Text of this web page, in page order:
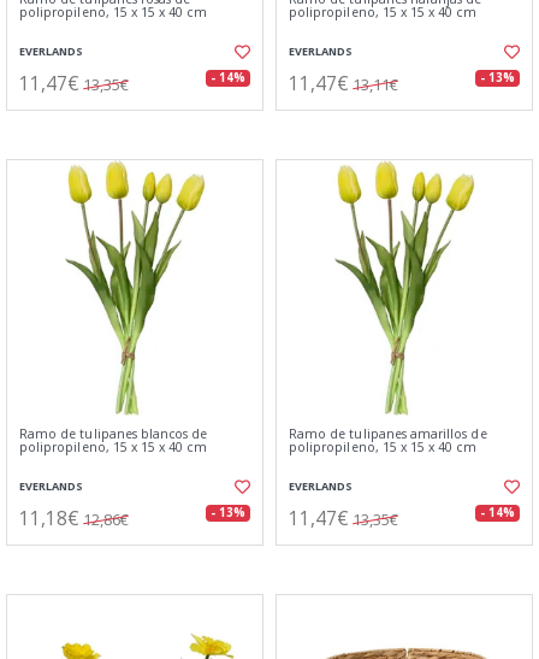
polipropileno, 15 x 15 x 40 cm
EVERLANDS
11,47€ 13,35€ - 14%
polipropileno, 15 x 15 x 40 cm
EVERLANDS
11,47€ 13,11€ - 13%
Ramo de tulipanes blancos de
polipropileno, 15 x 15 x 40 cm
EVERLANDS
11,18€ 12,86€ - 13%
Ramo de tulipanes amarillos de
polipropileno, 15 x 15 x 40 cm
EVERLANDS
11,47€ 13,35€ - 14%